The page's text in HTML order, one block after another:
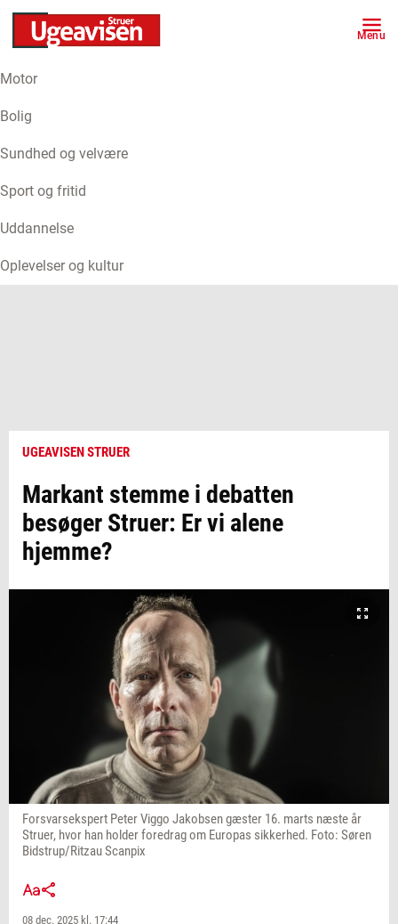
Menu
Motor
Bolig
Sundhed og velvære
Sport og fritid
Uddannelse
Oplevelser og kultur
UGEAVISEN STRUER
Markant stemme i debatten
besøger Struer: Er vi alene
hjemme?
Forsvarsekspert Peter Viggo Jakobsen gæster 16. marts næste år
Struer, hvor han holder foredrag om Europas sikkerhed. Foto: Søren
Bidstrup/Ritzau Scanpix
08 dec. 2025 kl. 17:44